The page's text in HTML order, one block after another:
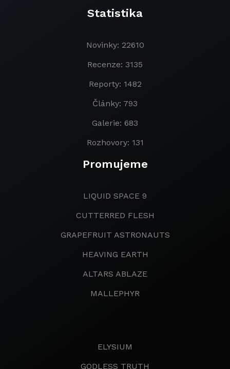
Statistika
Novinky: 22610
Recenze: 3135
Reporty: 1482
Články: 793
Galerie: 683
Rozhovory: 131
Promujeme
LIQUID SPACE 9
CUTTERRED FLESH
GRAPEFRUIT ASTRONAUTS
HEAVING EARTH
ALTARS ABLAZE
MALLEPHYR
ELYSIUM
GODLESS TRUTH